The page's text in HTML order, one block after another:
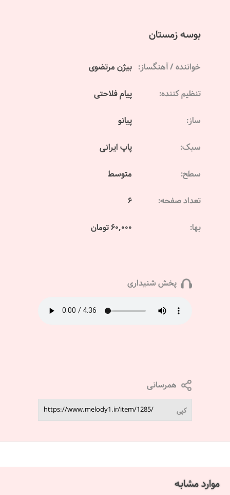
بوسه زمستان
خواننده / آهنگساز: بیژن مرتضوی
تنظیم کننده: پیام فلاحتی
ساز: پیانو
سبک: پاپ ایرانی
سطح: متوسط
تعداد صفحه: 6
بها: 60,000 تومان
پخش شنیداری
همرسانی
کپی
موارد مشابه